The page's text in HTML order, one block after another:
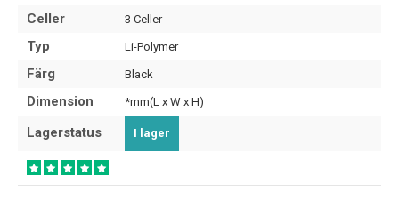
Celler 3 Celler
Typ Li-Polymer
Färg Black
Dimension *mm(L x W x H)
Lagerstatus I lager